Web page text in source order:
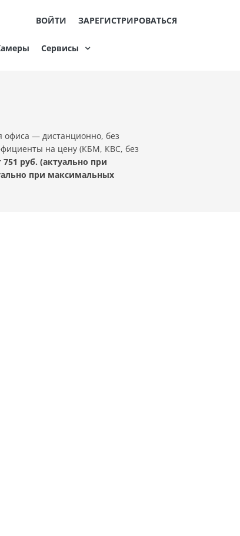
ВОЙТИ ЗАРЕГИСТРИРОВАТЬСЯ
Сервисы
офиса — дистанционно, без
на цену (КБМ, КВС, без
руб. (актуально при
при максимальных